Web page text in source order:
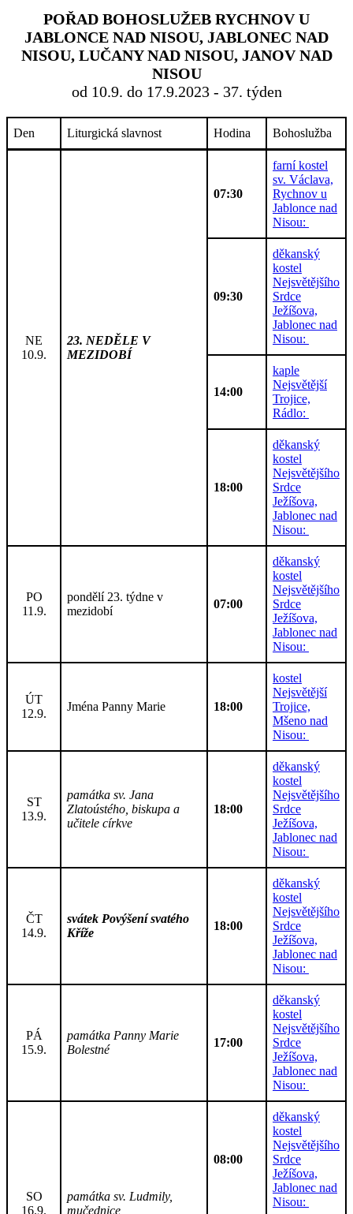
POŘAD BOHOSLUŽEB RYCHNOV U
JABLONCE NAD NISOU, JABLONEC NAD
NISOU, LUČANY NAD NISOU, JANOV NAD
NISOU
od 10.9. do 17.9.2023 - 37. týden
Den Liturgická slavnost Hodina Bohoslužba
NE
10.9.
23. NEDĚLE V
MEZIDOBÍ
07:30
farní kostel
sv. Václava,
Rychnov u
Jablonce nad
Nisou:
09:30
děkanský
kostel
Nejsvětějšího
Srdce
Ježíšova,
Jablonec nad
Nisou:
14:00
kaple
Nejsvětější
Trojice,
Rádlo:
18:00
děkanský
kostel
Nejsvětějšího
Srdce
Ježíšova,
Jablonec nad
Nisou:
PO
11.9.
pondělí 23. týdne v
mezidobí
07:00
děkanský
kostel
Nejsvětějšího
Srdce
Ježíšova,
Jablonec nad
Nisou:
ÚT
12.9.
Jména Panny Marie 18:00
kostel
Nejsvětější
Trojice,
Mšeno nad
Nisou:
ST
13.9.
památka sv. Jana
Zlatoústého, biskupa a
učitele církve
18:00
děkanský
kostel
Nejsvětějšího
Srdce
Ježíšova,
Jablonec nad
Nisou:
ČT
14.9.
svátek Povýšení svatého
Kříže
18:00
děkanský
kostel
Nejsvětějšího
Srdce
Ježíšova,
Jablonec nad
Nisou:
PÁ
15.9.
památka Panny Marie
Bolestné
17:00
děkanský
kostel
Nejsvětějšího
Srdce
Ježíšova,
Jablonec nad
Nisou:
SO
16.9.
památka sv. Ludmily,
mučednice
08:00
děkanský
kostel
Nejsvětějšího
Srdce
Ježíšova,
Jablonec nad
Nisou: